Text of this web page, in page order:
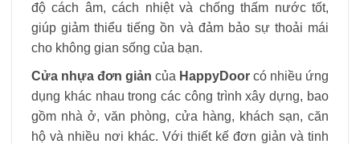
độ cách âm, cách nhiệt và chống thấm nước tốt,
giúp giảm thiểu tiếng ồn và đảm bảo sự thoải mái
cho không gian sống của bạn.
Cửa nhựa đơn giản của HappyDoor có nhiều ứng
dụng khác nhau trong các công trình xây dựng, bao
gồm nhà ở, văn phòng, cửa hàng, khách sạn, căn
hộ và nhiều nơi khác. Với thiết kế đơn giản và tinh